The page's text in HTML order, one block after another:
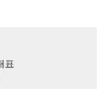
표